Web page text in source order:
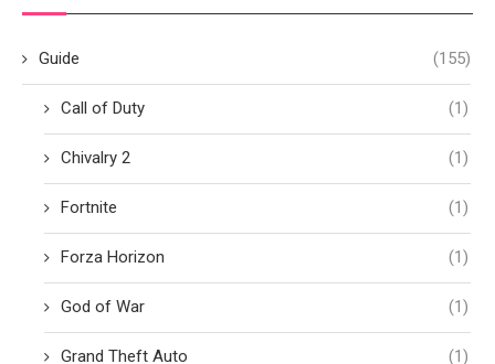
Guide (155)
Call of Duty (1)
Chivalry 2 (1)
Fortnite (1)
Forza Horizon (1)
God of War (1)
Grand Theft Auto (1)